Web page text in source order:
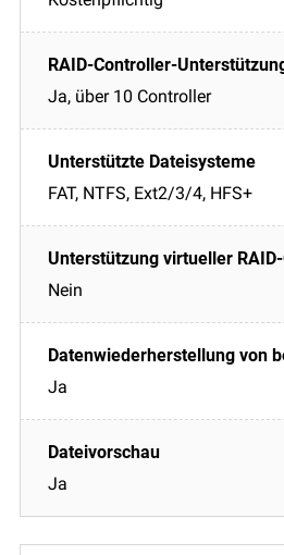
Ja, über 10 Controller
FAT, NTFS, Ext2/3/4, HFS+
Nein
Ja
Ja